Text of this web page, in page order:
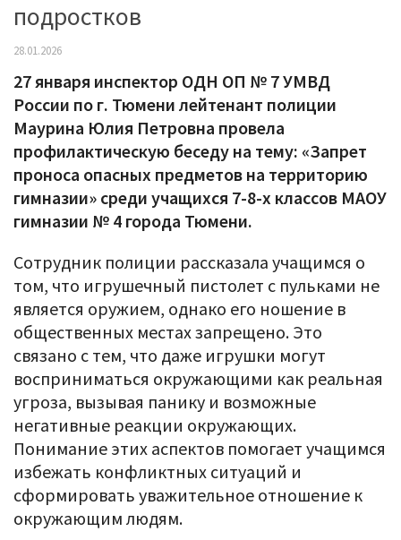
подростков
28.01.2026
27 января инспектор ОДН ОП № 7 УМВД
России по г. Тюмени лейтенант полиции
Маурина Юлия Петровна провела
профилактическую беседу на тему: «Запрет
проноса опасных предметов на территорию
гимназии» среди учащихся 7-8-х классов МАОУ
гимназии № 4 города Тюмени.
Сотрудник полиции рассказала учащимся о
том, что игрушечный пистолет с пульками не
является оружием, однако его ношение в
общественных местах запрещено. Это
связано с тем, что даже игрушки могут
восприниматься окружающими как реальная
угроза, вызывая панику и возможные
негативные реакции окружающих.
Понимание этих аспектов помогает учащимся
избежать конфликтных ситуаций и
сформировать уважительное отношение к
окружающим людям.